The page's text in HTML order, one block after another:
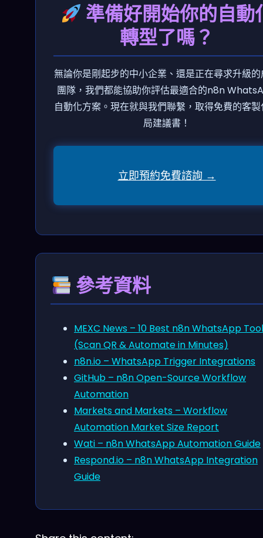
準備好開始你的自動
轉型了嗎？
無論你是剛起步的中小企業、還是正在尋求升級
團隊，我們都能協助你評估最適合的n8n
自動化方案。現在就與我們聯繫，取得免費的客
局建議書！
立即預約免費諮詢 →
參考資料
MEXC News – 10 Best n8n WhatsApp
(Scan QR & Automate in Minutes)
n8n.io – WhatsApp Trigger Integrations
GitHub – n8n Open-Source Workflow
Automation
Markets and Markets – Workflow
Automation Market Size Report
Wati – n8n WhatsApp Automation Guide
Respond.io – n8n WhatsApp Integration
Guide